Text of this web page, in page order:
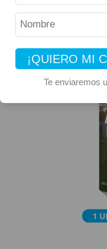
¡QUIERO MI
Te enviaremos